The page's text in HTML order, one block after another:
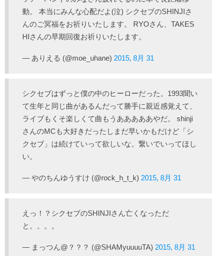
動。 本当にみんな心配だよ(泣) シクセブのSHINJIさ
んのご冥福をお祈りいたします。 RYOさん、TAKES
HIさんの早期回復お祈りいたします。
— ありえる (@moe_uhane) 2015, 8月 31
シクセブはずっと僕の中のヒーローだった。1993聞い
て生年と同じ曲があるんだって勝手に親近感覚えて、
ライブもくそ楽しくて曲もうあああああやだ。 shinji
さんのMCも大好きだったしまだ早いかもだけど「シ
クセブ」は続けていって欲しいな。繋いでいってほし
い。
— やのちんゆうすけ (@rock_h_t_k) 2015, 8月 31
えっ！？シクセブのSHINJIさん亡くなっただ
と。。。。
— まっつん@？？？ (@SHAMyuuuuTA) 2015, 8月 31